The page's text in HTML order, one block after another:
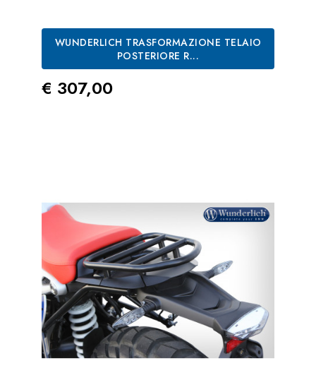
WUNDERLICH TRASFORMAZIONE TELAIO
POSTERIORE R...
Prezzo
€ 307,00